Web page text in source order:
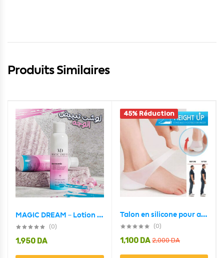
Produits Similaires
MAGIC DREAM – Lotion éclaircissante 180ml
(0)
1,950 DA
45% Réduction
Talon en silicone pour augmenter la hauteur – Unisexe
(0)
2,000DA
1,100 DA